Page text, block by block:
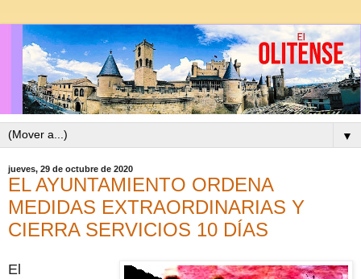
▼
jueves, 29 de octubre de 2020
EL AYUNTAMIENTO ORDENA
MEDIDAS EXTRAORDINARIAS Y
CIERRA SERVICIOS 10 DÍAS
El